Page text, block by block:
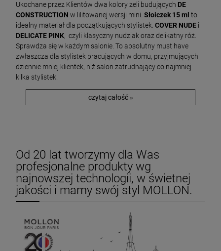
Ukochane przez Klientów dwa kolory żeli budujących DE
CONSTRUCTION w lilitowanej wersji mini. Słoiczek 15 ml to
idealny materiał dla początkujących stylistek. COVER NUDE i
DELICATE PINK, czyli klasyczny nudziak oraz delikatny róż.
Sprawdza się w każdym salonie. To absolutny must have
zwłaszcza dla stylistek pracujących w domu, przyjmujących
dziennie mniej klientek, niż salon zatrudnający co najmniej
kilka stylistek.
czytaj całość »
Od 20 lat tworzymy dla Was
profesjonalne produkty wg
najnowszej technologii, w świetnej
jakości i mamy swój styl MOLLON.